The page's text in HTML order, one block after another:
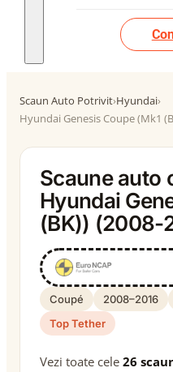
Scaun Auto Potrivit›Hyundai›
Hyundai Genesis Coupe (Mk1
Scaune auto
Hyundai
(BK)) (2008-
Coupé 2008–2016
Top Tether
Vezi toate cele 26